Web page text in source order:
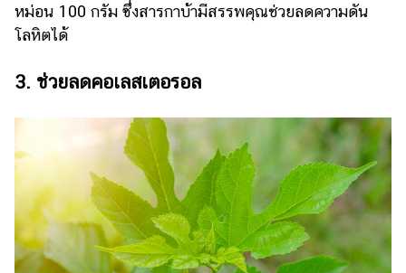
เรียน
เลข
ติดต่อ
ปัญหา
ร่วม
งาน
กับ
เรา
หม่อน 100 กรัม ซึ่งสารกาบ้ามีสรรพคุณช่วยลดความดัน
โลหิตได้
3. ช่วยลดคอเลสเตอรอล